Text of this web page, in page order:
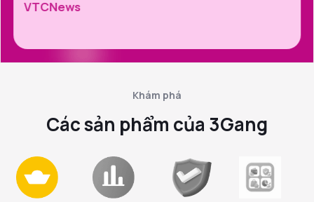
VTCNews
Khám phá
Các sản phẩm của 3Gang